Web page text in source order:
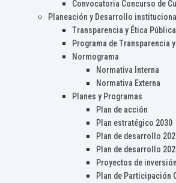
Convocatoria Concurso de
Planeación y Desarrollo institucional
Transparencia y Ética Pública
Programa de Transparencia
Normograma
Normativa Interna
Normativa Externa
Planes y Programas
Plan de acción
Plan estratégico 2030
Plan de desarrollo
Plan de desarrollo
Proyectos de inversión
Plan de Participación